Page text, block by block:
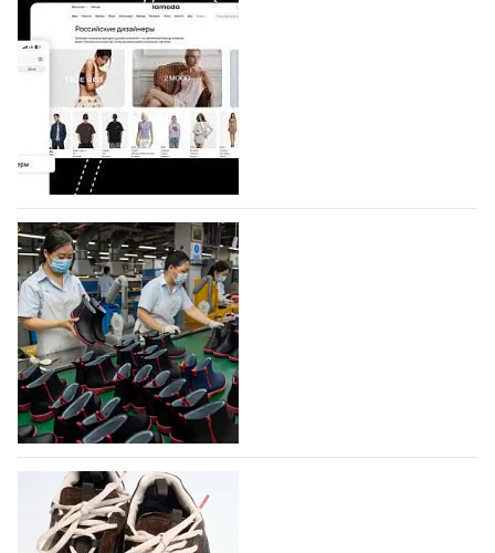
На платформе Lamoda - новый раздел и
условия продвижения локальных
дизайнерских марок
Российский маркетплейс Lamoda решил обновить
раздел для продажи продукции локальных
дизайнерских марок одежды, обуви и аксессуаров.
Бренды также получат маркетинговую…
06.08.2026 219
Объем мирового производства обуви в
2025 году практически не увеличился